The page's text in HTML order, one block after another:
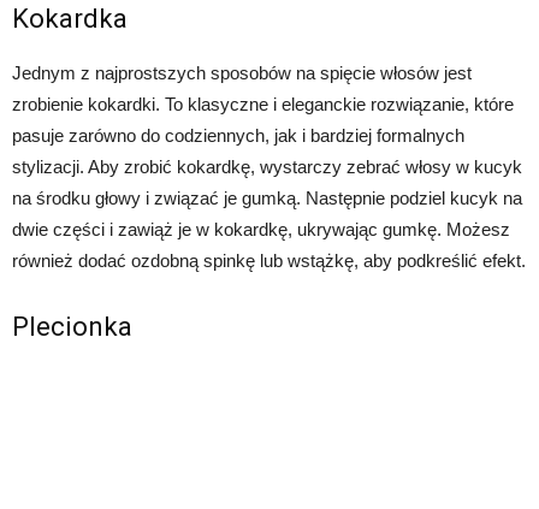
Kokardka
Jednym z najprostszych sposobów na spięcie włosów jest
zrobienie kokardki. To klasyczne i eleganckie rozwiązanie, które
pasuje zarówno do codziennych, jak i bardziej formalnych
stylizacji. Aby zrobić kokardkę, wystarczy zebrać włosy w kucyk
na środku głowy i związać je gumką. Następnie podziel kucyk na
dwie części i zawiąż je w kokardkę, ukrywając gumkę. Możesz
również dodać ozdobną spinkę lub wstążkę, aby podkreślić efekt.
Plecionka